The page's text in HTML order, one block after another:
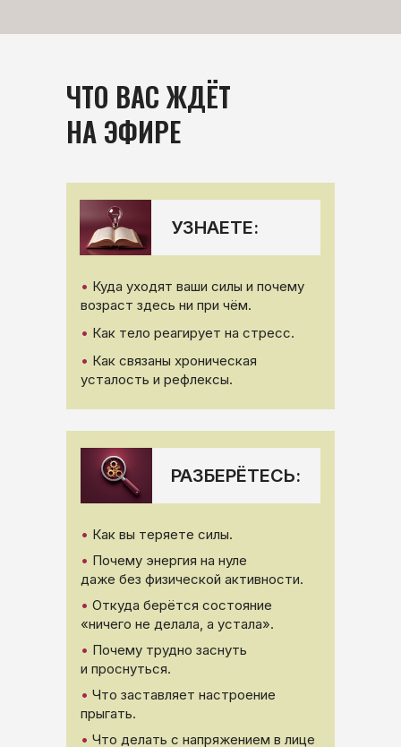
ЧТО ВАС ЖДЁТ
НА ЭФИРЕ
• Куда уходят ваши силы и почему
возраст здесь ни при чём.
• Как связаны хроническая
усталость и рефлексы.
• Как тело реагирует на стресс.
УЗНАЕТЕ:
• Почему энергия на нуле
даже без физической активности.
• Откуда берётся состояние
«ничего не делала, а устала».
• Что заставляет настроение
прыгать.
• Что делать с напряжением в лице
• Почему трудно заснуть
и проснуться.
• Как вы теряете силы.
РАЗБЕРЁТЕСЬ: